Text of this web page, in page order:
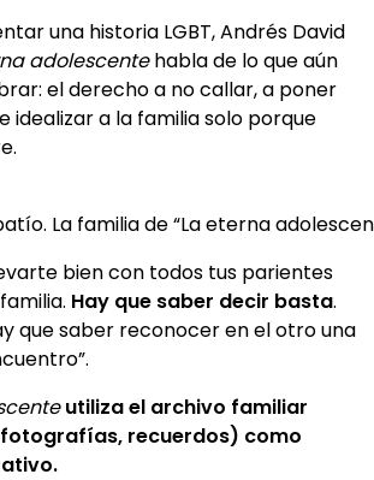
una historia LGBT, Andrés David
adolescentehabla de lo que aún
el derecho a no callar, a poner
idealizar a la familia solo porque
La familia de “La eterna
bien con todos tus parientes
Hay que saber decir basta.
que saber reconocer en el otro una
utiliza el archivo familiar
recuerdos) como